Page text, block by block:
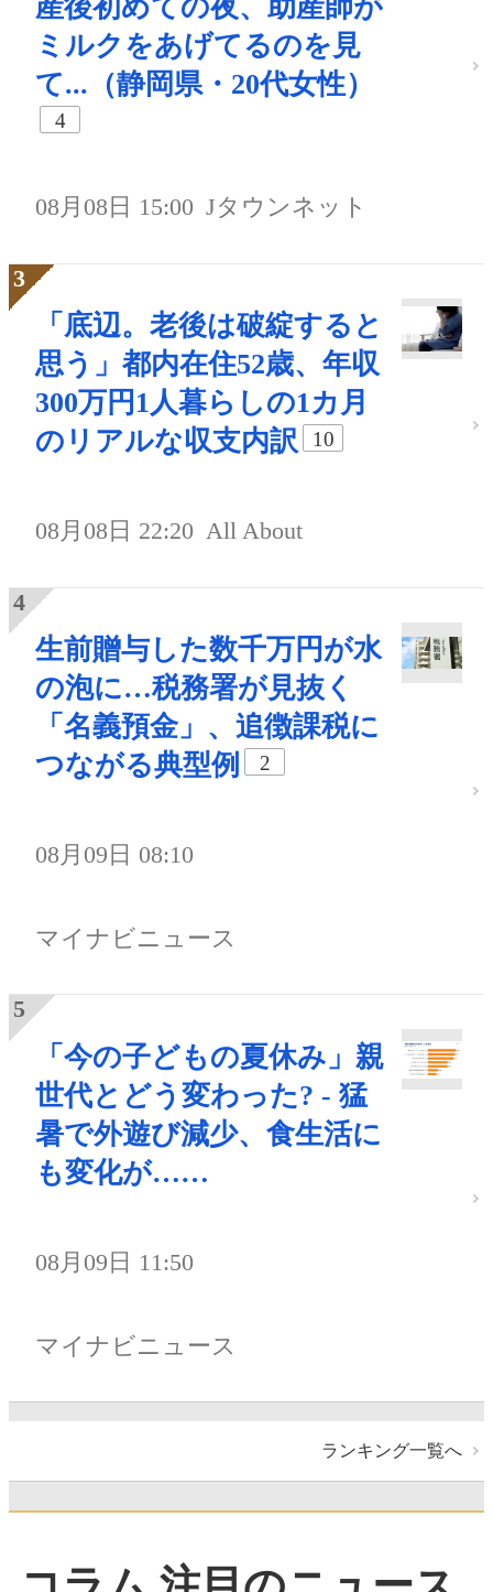
産後初めての夜、助産師が
ミルクをあげてるのを見
て...（静岡県・20代女性）
4
08月08日 15:00 Jタウンネット
「底辺。老後は破綻すると
思う」都内在住52歳、年収
300万円1人暮らしの1カ月
のリアルな収支内訳
10
08月08日 22:20 All About
生前贈与した数千万円が水
の泡に…税務署が見抜く
「名義預金」、追徴課税に
つながる典型例
2
08月09日 08:10
マイナビニュース
「今の子どもの夏休み」親
世代とどう変わった? - 猛
暑で外遊び減少、食生活に
も変化が……
08月09日 11:50
マイナビニュース
ランキング一覧へ